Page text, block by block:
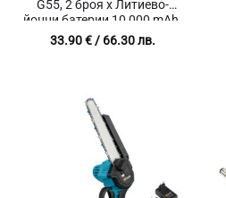
G55, 2 броя х Литиево-
йонни батерии 10 000 mAh,
Дължина на шината 10 см,
Мощност 2400W, 18V,
33.90€/ 66.30 лв.